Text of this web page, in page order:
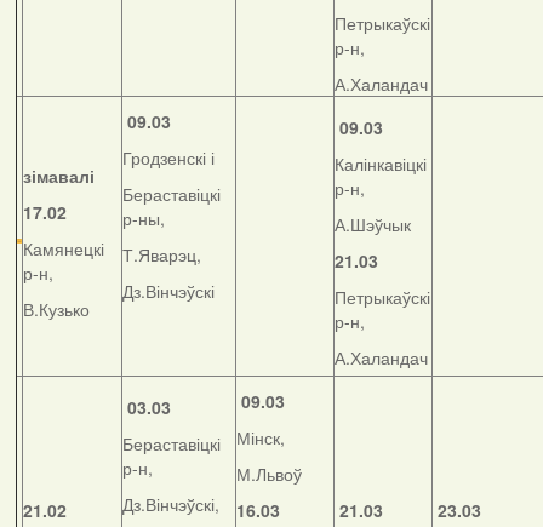
Петрыкаўскі
р-н,
А.Халандач
зімавалі
17.02
Камянецкі
р-н,
В.Кузько
09.03
Гродзенскі і
Бераставіцкі
р-ны,
Т.Яварэц,
Дз.Вінчэўскі
09.03
Калінкавіцкі
р-н,
А.Шэўчык
21.03
Петрыкаўскі
р-н,
А.Халандач
21.02
03.03
Бераставіцкі
р-н,
Дз.Вінчэўскі,
09.03
Мінск,
М.Львоў
16.03
21.03
23.03